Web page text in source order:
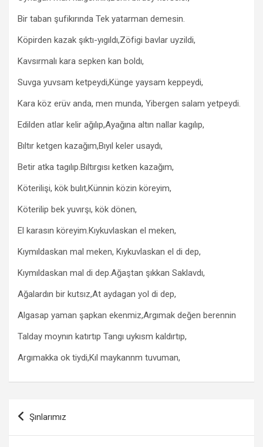
Bir taban şufikırında Tek yatarman demesin.
Köpirden kazak şıktı-yıgıldı,Zöfigi bavlar uyzildi,
Kavsırmalı kara sepken kan boldı,
Suvga yuvsam ketpeydi,Künge yaysam keppeydi,
Kara köz erüv anda, men munda, Yibergen salam yetpeydi.
Edilden atlar kelir ağılıp,Ayağına altın nallar kagılıp,
Bıltır ketgen kazağım,Bıyıl keler usaydı,
Betir atka tagılıp.Bıltırgısı ketken kazağım,
Köterilişi, kök bulıt,Künnin közin köreyim,
Köterilip bek yuvırşı, kök dönen,
El karasın köreyim.Kıykuvlaskan el meken,
Kıymıldaskan mal meken, Kıykuvlaskan el di dep,
Kıymıldaskan mal di dep.Ağaştan şıkkan Saklavdı,
Ağalardın bir kutsız,At aydagan yol di dep,
Algasap yaman şapkan ekenmiz,Argımak değen berennin
Talday moynın katırtıp Tangı uykısm kaldırtıp,
Argımakka ok tiydi,Kıl maykannm tuvuman,
Yazı
gezinmesi
Şınlarımız